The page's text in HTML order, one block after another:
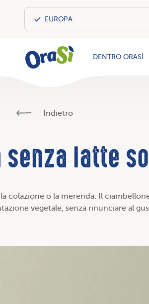
OraSì DENTRO ORASÌ
Indietro
senza latte
colazione o la merenda. Il
vegetale, senza rinunciare al